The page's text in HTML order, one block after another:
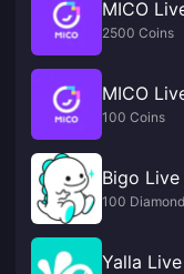
MICO
2500 Coins
MICO
100 Coins
Bigo Live
100
Yalla Live